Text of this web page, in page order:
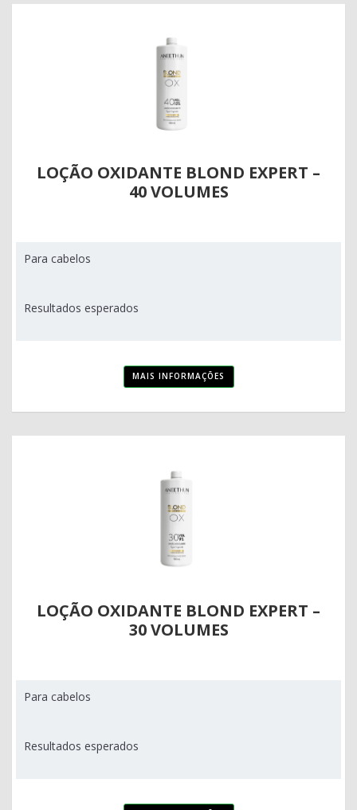
LOÇÃO OXIDANTE BLOND EXPERT –
40 VOLUMES
Para cabelos
Resultados esperados
MAIS INFORMAÇÕES
LOÇÃO OXIDANTE BLOND EXPERT –
30 VOLUMES
Para cabelos
Resultados esperados